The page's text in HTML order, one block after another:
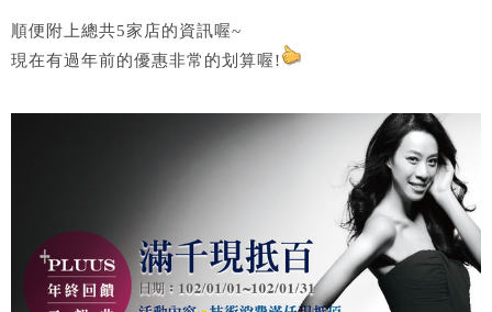
順便附上總共5家店的資訊喔~
現在有過年前的優惠非常的划算喔!